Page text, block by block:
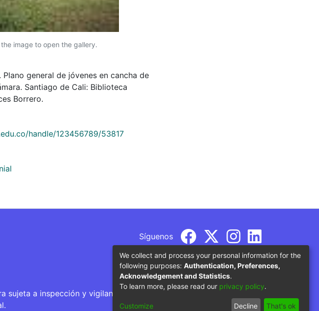
image to open the gallery.
general de jóvenes en cancha de
Santiago de Cali: Biblioteca
Borrero.
handle/123456789/53817
Síguenos
sujeta a inspección y vigilancia por parte del Ministerio de Educación
We collect and process your personal information for the
following purposes: Authentication, Preferences,
Acknowledgement and Statistics.
To learn more, please read our privacy policy.
Customize Decline That's ok